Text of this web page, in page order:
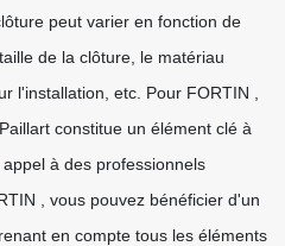
peut varier en fonction de
de la clôture, le matériau
l'installation, etc. Pour FORTIN ,
constitue un élément clé à
à des professionnels
, vous pouvez bénéficier d'un
en compte tous les éléments